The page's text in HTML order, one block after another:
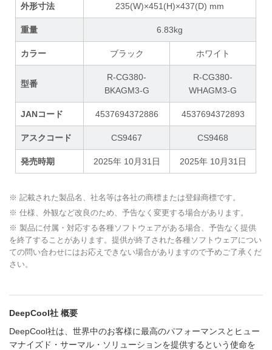
外形寸法 235(W)×451(H)×437(D) mm
重量 6.83kg
カラー ブラック ホワイト
型番
R-CG380-
BKAGM3-G
R-CG380-
WHAGM3-G
JANコード 4537694372886 4537694372893
アスクコード CS9467 CS9468
発売時期 2025年 10月31日 2025年 10月31日
※ 記載された製品名、社名等は各社の商標または登録商標です。
※ 仕様、外観など改良のため、予告なく変更する場合があります。
※ 製品に付属・対応する各種ソフトウェアがある場合、予告なく提供
を終了することがあります。提供が終了された各種ソフトウェアについ
ての問い合わせにはお応えできない場合がありますので予めご了承くだ
さい。
DeepCool社 概要
DeepCool社は、世界中のお客様に最高のパフォーマンスとヒュー
マナイズド・サーマル・ソリューションを提供するという使命を